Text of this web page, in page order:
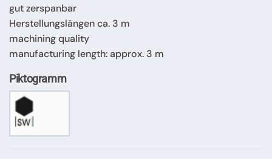
gut zerspanbar
Herstellungslängen ca. 3 m
machining quality
manufacturing length: approx. 3 m
Piktogramm